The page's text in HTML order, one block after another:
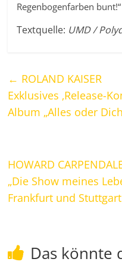
Regenbogenfarben bunt!“
Textquelle: UMD /
← ROLAND KAISER
Exklusives ‚Release-
Album „Alles oder
HOWARD
„Die Show meines
Frankfurt und
Das könnte